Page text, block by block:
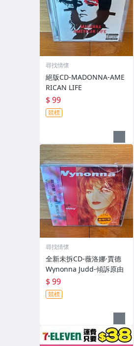
尋找情懷
絕版CD-MADONNA-AME
RICAN LIFE
$ 99
競標
尋找情懷
全新未拆CD-薇洛娜·賈德
Wynonna Judd-傾訴原由
$ 99
競標